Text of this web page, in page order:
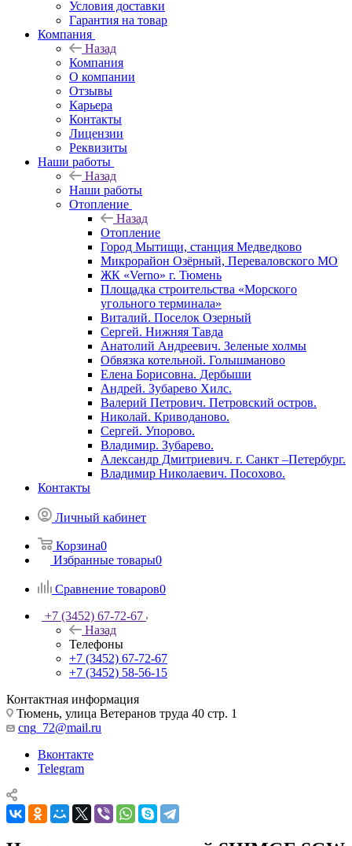
Условия доставки
Гарантия на товар
Компания
Назад
Компания
О компании
Отзывы
Карьера
Контакты
Лицензии
Реквизиты
Наши работы
Назад
Наши работы
Отопление
Назад
Отопление
Город Мытищи, станция Медведково
Микрорайон Озёрный, Переваловского МО
ЖК «Verno» г. Тюмень
Площадка строительства «Морского
угольного терминала»
Виталий. Поселок Озерный
Сергей. Нижняя Тавда
Анатолий Андреевич. Зеленые холмы
Обвязка котельной. Голышманово
Елена Борисовна. Дербыши
Андрей. Зубарево Хилс.
Валерий Петрович. Петровский остров.
Николай. Криводаново.
Сергей. Упорово.
Владимир. Зубарево.
Александр Дмитриевич. г. Санкт –Петербург.
Владимир Николаевич. Посохово.
Контакты
Личный кабинет
Корзина0
Избранные товары0
Сравнение товаров0
+7 (3452) 67-72-67
Назад
Телефоны
+7 (3452) 67-72-67
+7 (3452) 58-56-15
Контактная информация
Тюмень, улица Ветеранов труда 40 стр. 1
cng_72@mail.ru
Вконтакте
Telegram